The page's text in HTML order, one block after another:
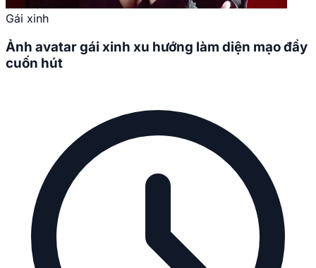
Gái xinh
Ảnh avatar gái xinh xu hướng làm diện mạo đầy
cuốn hút